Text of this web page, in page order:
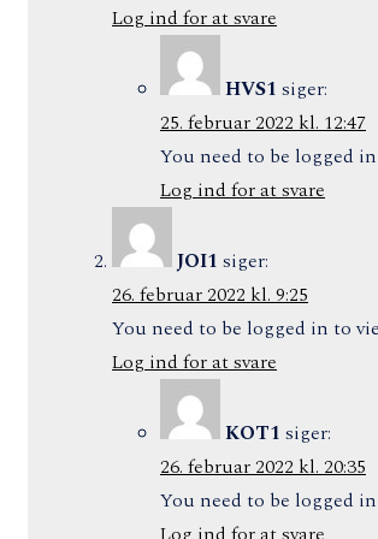
Log ind for at svare
HVS1 siger:
25. februar 2022 kl. 12:47
You need to be logged
Log ind for at svare
JOI1 siger:
26. februar 2022 kl. 9:25
You need to be logged in to
Log ind for at svare
KOT1 siger:
26. februar 2022 kl. 20:35
You need to be logged